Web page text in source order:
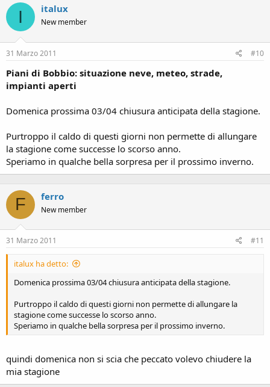
I italux
New member
31 Marzo 2011 #10
Piani di Bobbio: situazione neve, meteo, strade,
impianti aperti
Domenica prossima 03/04 chiusura anticipata della stagione.
Purtroppo il caldo di questi giorni non permette di allungare
la stagione come successe lo scorso anno.
Speriamo in qualche bella sorpresa per il prossimo inverno.
F ferro
New member
31 Marzo 2011 #11
italux ha detto:
Domenica prossima 03/04 chiusura anticipata della stagione.
Purtroppo il caldo di questi giorni non permette di allungare la
stagione come successe lo scorso anno.
Speriamo in qualche bella sorpresa per il prossimo inverno.
quindi domenica non si scia che peccato volevo chiudere la
mia stagione